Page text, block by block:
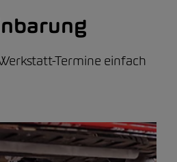
Termine einfach